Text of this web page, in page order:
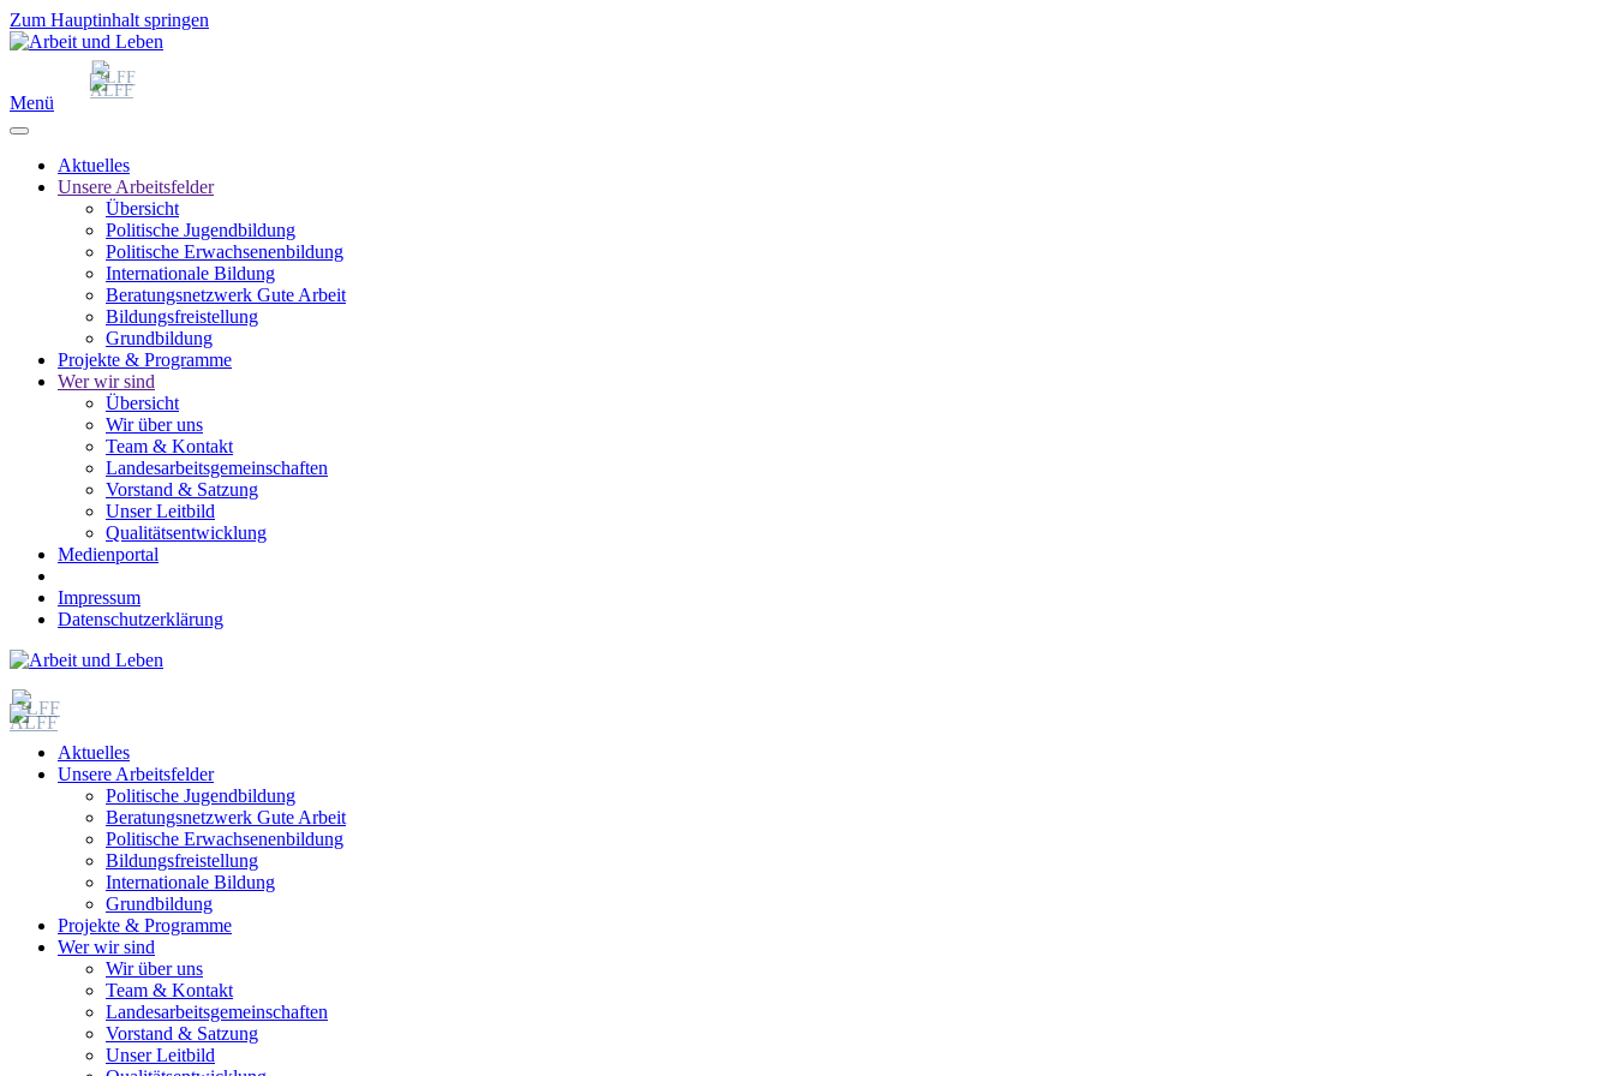
Zum Hauptinhalt springen
Menü
Aktuelles
Unsere Arbeitsfelder
Übersicht
Politische Jugendbildung
Politische Erwachsenenbildung
Internationale Bildung
Beratungsnetzwerk Gute Arbeit
Bildungsfreistellung
Grundbildung
Projekte & Programme
Wer wir sind
Übersicht
Wir über uns
Team & Kontakt
Landesarbeitsgemeinschaften
Vorstand & Satzung
Unser Leitbild
Qualitätsentwicklung
Medienportal
Impressum
Datenschutzerklärung
Aktuelles
Unsere Arbeitsfelder
Politische Jugendbildung
Beratungsnetzwerk Gute Arbeit
Politische Erwachsenenbildung
Bildungsfreistellung
Internationale Bildung
Grundbildung
Projekte & Programme
Wer wir sind
Wir über uns
Team & Kontakt
Landesarbeitsgemeinschaften
Vorstand & Satzung
Unser Leitbild